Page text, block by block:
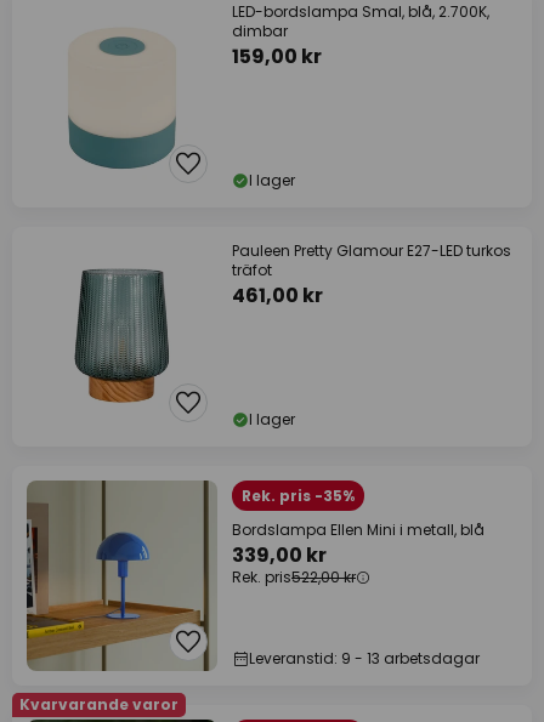
LED-bordslampa Smal, blå, 2.700K,
dimbar
159,00 kr
I lager
Pauleen Pretty Glamour E27-LED turkos
träfot
461,00 kr
I lager
Rek. pris -35%
Bordslampa Ellen Mini i metall, blå
339,00 kr
Rek. pris522,00 kr
Leveranstid: 9 - 13 arbetsdagar
Kvarvarande varor